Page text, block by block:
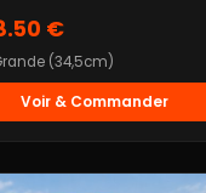
€
(34,5cm)
Voir & Commander